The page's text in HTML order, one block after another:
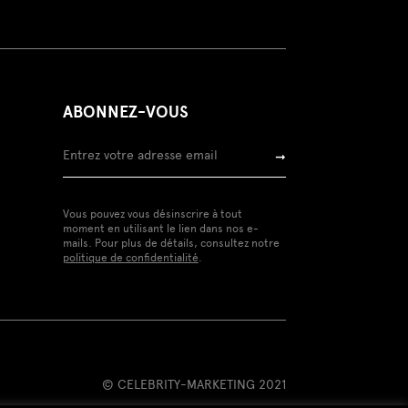
ABONNEZ-VOUS
➞
Vous pouvez vous désinscrire à tout
moment en utilisant le lien dans nos e-
mails. Pour plus de détails, consultez notre
politique de confidentialité.
© CELEBRITY-MARKETING 2021